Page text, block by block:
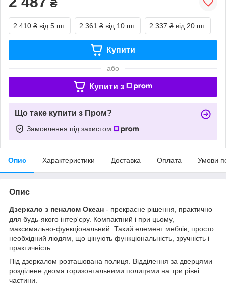
₴
2 410 ₴ від 5 шт. 2 361 ₴ від 10 шт. 2 337 ₴ від 20 шт.
Купити
або
Купити з
Що таке купити з Пром?
Замовлення під захистом
Опис Характеристики Доставка Оплата Умови
Опис
Дзеркало з пеналом Океан - прекрасне рішення, практично
для будь-якого інтер'єру. Компактний і при цьому,
максимально-функціональний. Такий елемент меблів, просто
необхідний людям, що цінують функціональність, зручність і
практичність.
Під дзеркалом розташована полиця. Відділення за дверцями
розділене двома горизонтальними полицями на три рівні
частини.